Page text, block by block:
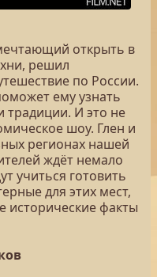
открыть в
решил
по России.
ему узнать
традиции. И это не
шоу. Глен и
регионах нашей
ждёт немало
учиться готовить
для этих мест,
исторические факты